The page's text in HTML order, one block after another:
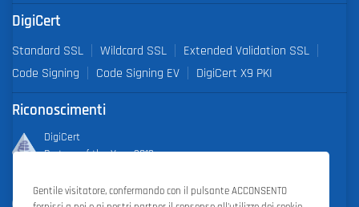
DigiCert
Standard SSL Wildcard SSL
Extended Validation SSL
Code Signing
Code Signing EV DigiCert X9 PKI
Riconoscimenti
DigiCert
Partner of the Year 2019
Outstanding Sales Performance Award 2018, 2019, 2020, 2021,
Gentile visitatore, confermando con il pulsante ACCONSENTO